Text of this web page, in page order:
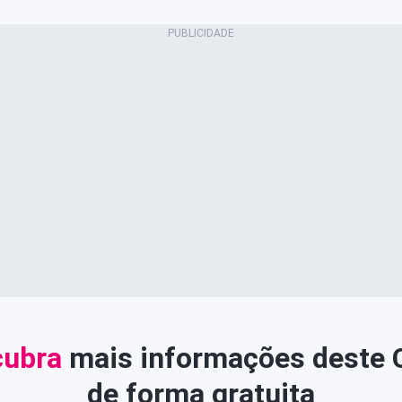
mais informações deste
de forma gratuita